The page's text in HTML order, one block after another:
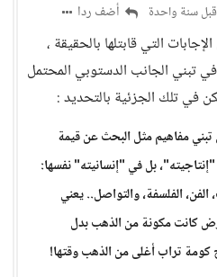
قبل سنة واحدة أضف ردا
التي قابتلها بالحقيقة ،
تبني الجانب الدستوبي المحتمل
في تلك الجزئية بالتحديد :
مفاهيم مثل البحث عن قيمة
بل في "إنسانيته" نفسها:
الفلسفة، والتواصل.. يعني
كانت مكونة من الذهب بدل
كومة تراب أغلى من الذهب وقتها!